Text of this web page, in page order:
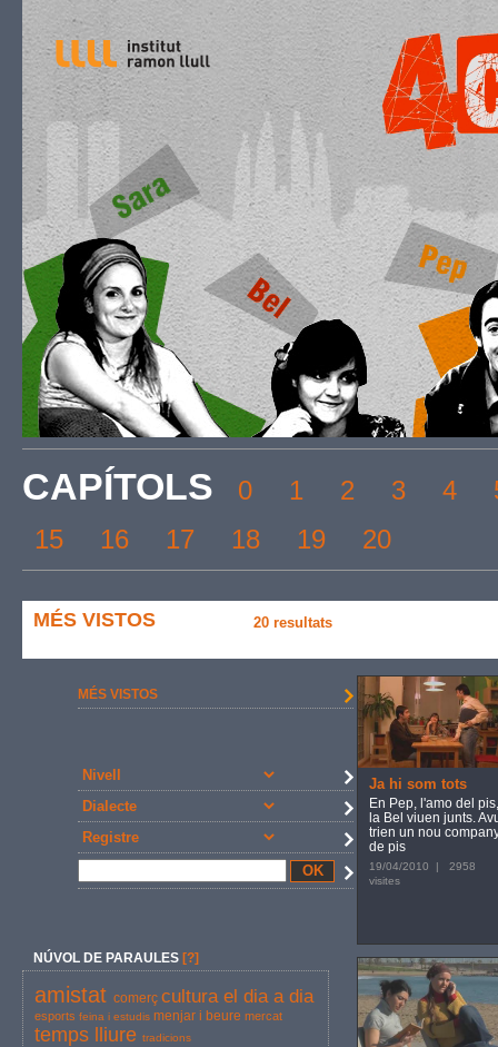
CAPÍTOLS 0 1 2 3 4
15
16 17 18 19 20
MÉS VISTOS 20 resultats
MÉS VISTOS
NÚVOL DE PARAULES [?]
amistat comerç cultura el dia a dia
esports feina i estudis menjar i beure mercat
temps lliure tradicions
Ja hi som tots
En Pep, l'amo del
la Bel viuen junts.
trien un nou
de pis
19/04/2010 | 2958
visites